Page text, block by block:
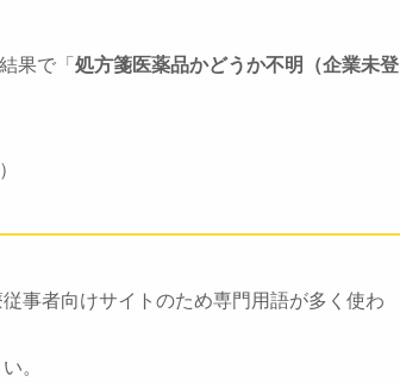
果で「処方箋医薬品かどうか不明（企業未登
事者向けサイトのため専門用語が多く使わ
。